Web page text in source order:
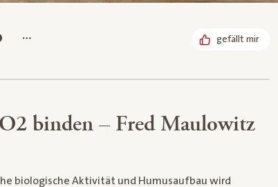
gefällt mir
binden – Fred Maulowitz
biologische Aktivität und Humusaufbau wird